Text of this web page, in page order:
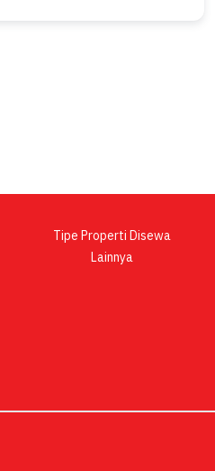
Tipe Properti Disewa
Lainnya